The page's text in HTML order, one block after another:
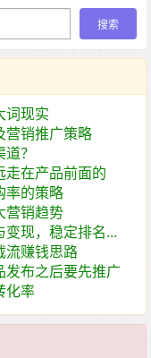
词现实
营销推广策略
？
走在产品前面的
率的策略
营销趋势
现，稳定排名...
流赚钱思路
发布之后要先推广
化率